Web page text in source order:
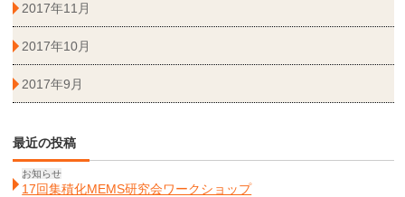
2017年11月
2017年10月
2017年9月
最近の投稿
お知らせ
17回集積化MEMS研究会ワークショップ